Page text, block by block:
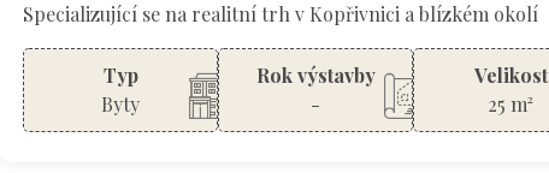
Specializující se na realitní trh v Kopřivnici a blízkém okolí
Typ
Byty
Rok výstavby
-
Velikost
25 m²